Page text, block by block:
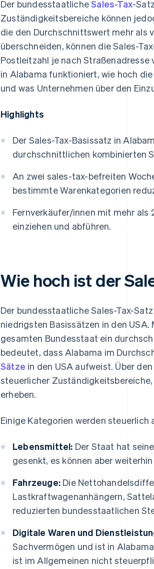
Der bundesstaatlicheSales-Tax-
Zuständigkeitsbereiche können
die den Durchschnittswert mehr als
überschneiden, können die Sales-
Postleitzahl je nach Straßenadresse
in Alabama funktioniert, wie hoch
und was Unternehmen über den
Highlights
Der Sales-Tax-Basissatz in
durchschnittlichen kombinierten
An zwei sales-tax-befreiten
bestimmte Warenkategorien
Fernverkäufer/innen mit mehr als
einziehen und abführen.
Wie hoch ist der
Der bundesstaatliche Sales-Tax-
niedrigsten Basissätzen in den
gesamten Bundesstaat ein
bedeutet, dass Alabama im
Sätze in den USA aufweist. Über
steuerlicher
erheben.
Einige Kategorien werden steuerlich
Lebensmittel: Der Staat hat seine
gesenkt, es können aber
Fahrzeuge: Die
Lastkraftwagenanhängern,
reduzierten bundesstaatlichen
Digitale Waren und
Sachvermögen und ist in
ist im Allgemeinen nicht